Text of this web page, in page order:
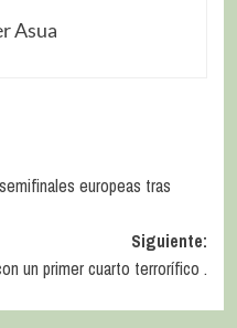
Asua
europeas tras
Siguiente:
un primer cuarto terrorífico .